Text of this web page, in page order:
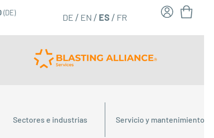
(DE) DE EN ES FR
Sectores e industrias Servicio y mantenimiento